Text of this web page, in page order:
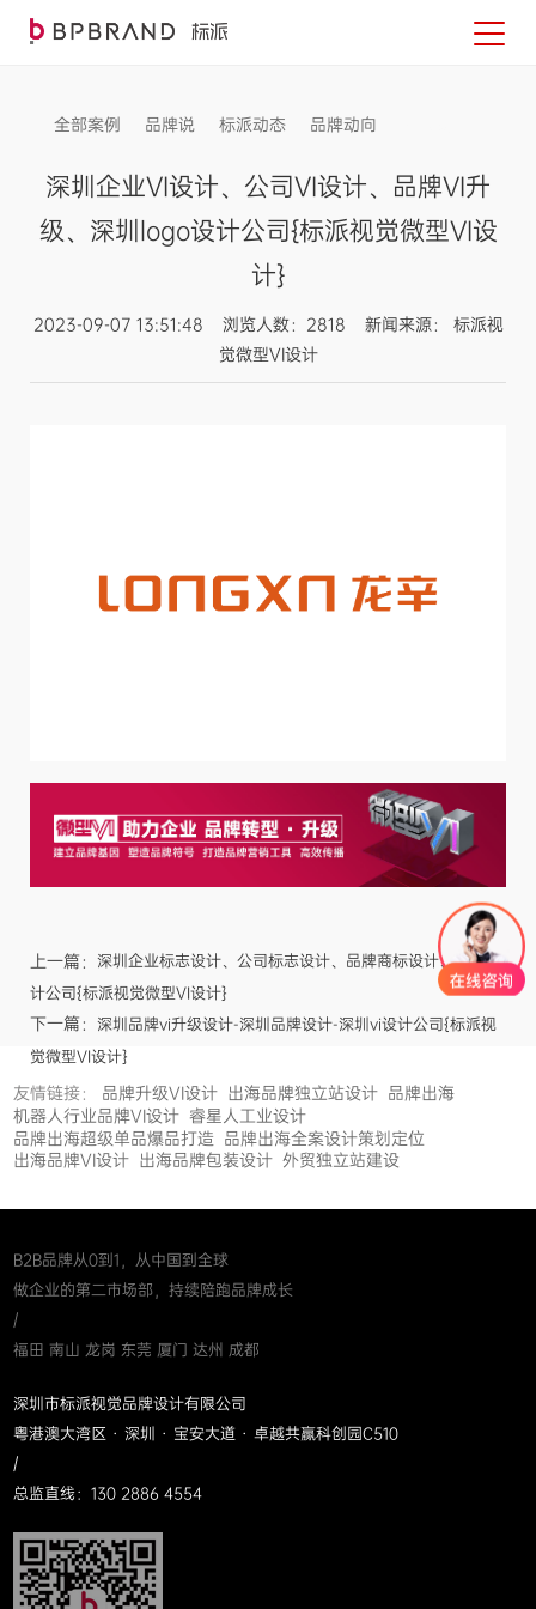
全部案例 品牌说 标派动态 品牌动向
深圳企业VI设计、公司VI设计、品牌VI升
级、深圳logo设计公司{标派视觉微型VI设
计}
2023-09-07 13:51:48 浏览人数：2818 新闻来源： 标派视
觉微型VI设计
上一篇： 深圳企业标志设计、公司标志设计、品牌商标设计、商标设
计公司{标派视觉微型VI设计}
下一篇： 深圳品牌vi升级设计-深圳品牌设计-深圳vi设计公司{标派视
觉微型VI设计}
友情链接： 品牌升级VI设计 出海品牌独立站设计 品牌出海
机器人行业品牌VI设计 睿星人工业设计
品牌出海超级单品爆品打造 品牌出海全案设计策划定位
出海品牌VI设计 出海品牌包装设计 外贸独立站建设
B2B品牌从0到1，从中国到全球
做企业的第二市场部，持续陪跑品牌成长
/
福田 南山 龙岗 东莞 厦门 达州 成都
深圳市标派视觉品牌设计有限公司
粤港澳大湾区 · 深圳 · 宝安大道 · 卓越共赢科创园C510
/
总监直线：130 2886 4554